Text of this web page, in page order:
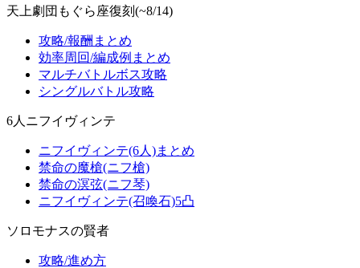
天上劇団もぐら座復刻(~8/14)
攻略/報酬まとめ
効率周回/編成例まとめ
マルチバトルボス攻略
シングルバトル攻略
6人ニフイヴィンテ
ニフイヴィンテ(6人)まとめ
禁命の魔槍(ニフ槍)
禁命の溟弦(ニフ琴)
ニフイヴィンテ(召喚石)5凸
ソロモナスの賢者
攻略/進め方